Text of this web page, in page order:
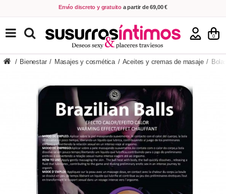
Envío discreto y gratuito a partir de 69,00 €
0
VER PRODUCTOS
/ Bienestar / Masajes y cosmética / Aceites y cremas de masaje /